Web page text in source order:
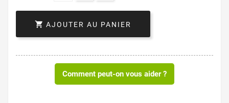
 AJOUTER AU PANIER
Comment peut-on vous aider ?